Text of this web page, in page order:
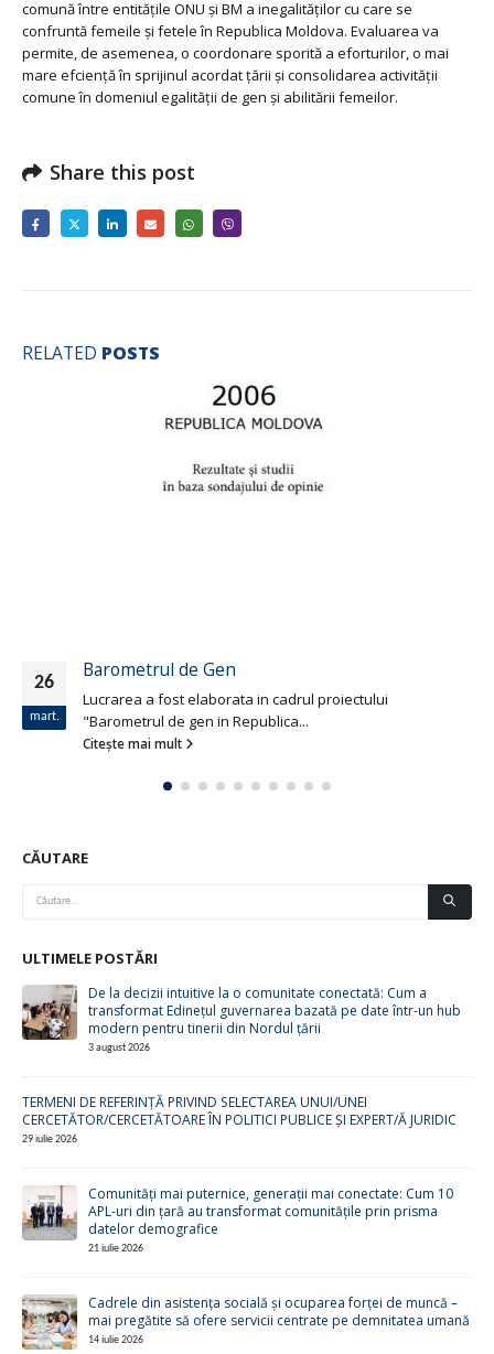
comună între entitățile ONU și BM a inegalităților cu care se
confruntă femeile și fetele în Republica Moldova. Evaluarea va
permite, de asemenea, o coordonare sporită a eforturilor, o mai
mare efciență în sprijinul acordat țării și consolidarea activității
comune în domeniul egalității de gen și abilitării femeilor.
Share this post
RELATED POSTS
26
mart.
Barometrul de Gen
Lucrarea a fost elaborata in cadrul proiectului
"Barometrul de gen in Republica...
Citește mai mult
CĂUTARE
ULTIMELE POSTĂRI
De la decizii intuitive la o comunitate conectată: Cum a
transformat Edinețul guvernarea bazată pe date într-un hub
modern pentru tinerii din Nordul țării
3 august 2026
TERMENI DE REFERINȚĂ PRIVIND SELECTAREA UNUI/UNEI
CERCETĂTOR/CERCETĂTOARE ÎN POLITICI PUBLICE ȘI EXPERT/Ă JURIDIC
29 iulie 2026
Comunități mai puternice, generații mai conectate: Cum 10
APL-uri din țară au transformat comunitățile prin prisma
datelor demografice
21 iulie 2026
Cadrele din asistența socială și ocuparea forței de muncă –
mai pregătite să ofere servicii centrate pe demnitatea umană
14 iulie 2026